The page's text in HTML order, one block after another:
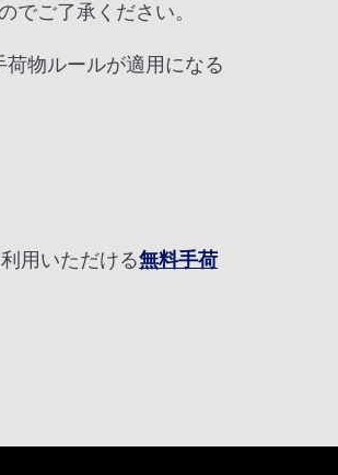
でご了承ください。
物ルールが適用になる
用いただける無料手荷